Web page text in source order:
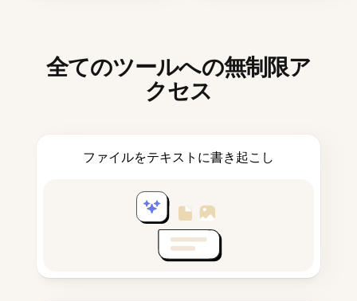
全てのツールへの無制限ア
クセス
ファイルをテキストに書き起こし